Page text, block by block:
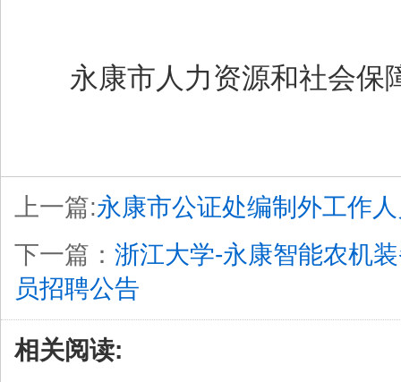
永康市人力资源和社
上一篇:永康市公证处编制外工作
下一篇： 浙江大学-永康智能农机
员招聘公告
相关阅读: